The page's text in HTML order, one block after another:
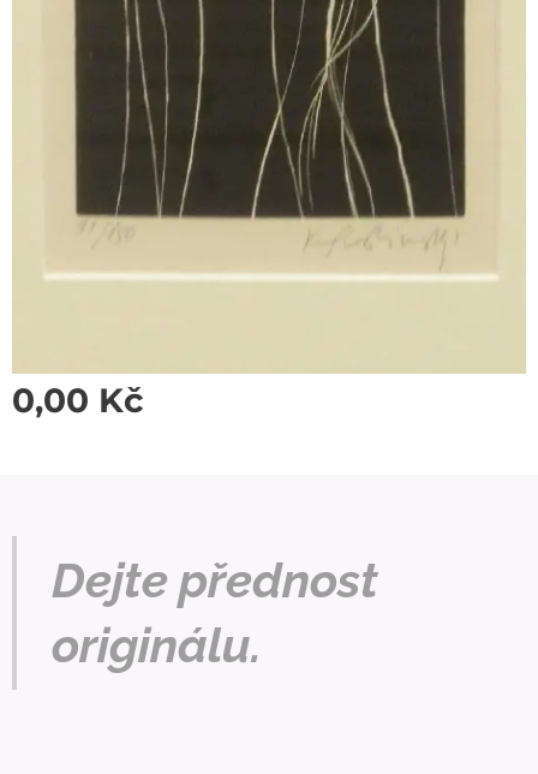
0,00 Kč
Dejte přednost
originálu.